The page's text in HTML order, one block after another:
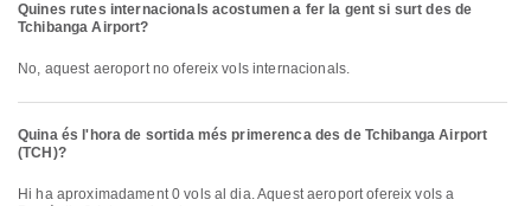
Quines rutes internacionals acostumen a fer la gent si surt des de
Tchibanga Airport?
No, aquest aeroport no ofereix vols internacionals.
Quina és l'hora de sortida més primerenca des de Tchibanga Airport
(TCH)?
Hi ha aproximadament 0 vols al dia. Aquest aeroport ofereix vols a